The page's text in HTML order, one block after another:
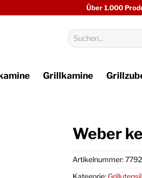
Über 1.000
Suchen
nach:
Grillkamine
Weber
Artikelnummer:
Kategorie: